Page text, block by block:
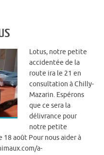
Lotus, notre petite
accidentée de la
route ira le 21 en
consultation à Chilly-
Mazarin. Espérons
que ce sera la
délivrance pour
notre petite
18 août Pour nous aider à
a-